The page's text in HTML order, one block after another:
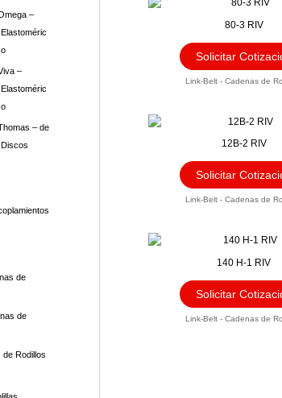
–
Elastoméric
o
–
Elastoméric
o
– de
Discos
de
de
de Rodillos
80-3 RIV
Solicitar
Link-Belt - Cadenas de
12B-2 RIV
Solicitar
Link-Belt - Cadenas de
140 H-1 RIV
Solicitar
Link-Belt - Cadenas de